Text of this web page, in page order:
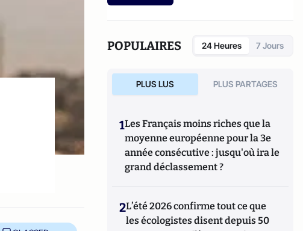
POPULAIRES 24 Heures 7 Jours
PLUS LUS PLUS PARTAGES
1Les Français moins riches que la
moyenne européenne pour la 3e
année consécutive : jusqu'où ira le
grand déclassement ?
2L’été 2026 confirme tout ce que
les écologistes disent depuis 50